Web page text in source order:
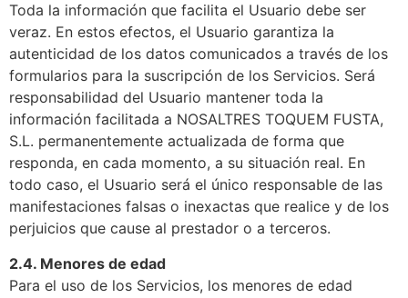
Toda la información que facilita el Usuario debe ser
veraz. En estos efectos, el Usuario garantiza la
autenticidad de los datos comunicados a través de los
formularios para la suscripción de los Servicios. Será
responsabilidad del Usuario mantener toda la
información facilitada a NOSALTRES TOQUEM FUSTA,
S.L. permanentemente actualizada de forma que
responda, en cada momento, a su situación real. En
todo caso, el Usuario será el único responsable de las
manifestaciones falsas o inexactas que realice y de los
perjuicios que cause al prestador o a terceros.
2.4. Menores de edad
Para el uso de los Servicios, los menores de edad